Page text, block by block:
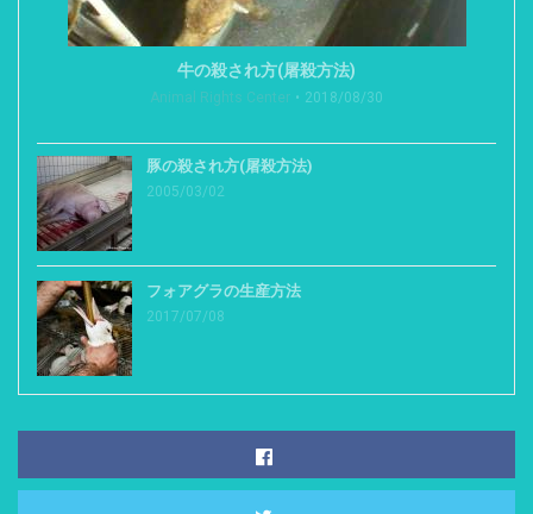
牛の殺され方(屠殺方法)
Animal Rights Center 2018/08/30
豚の殺され方(屠殺方法)
2005/03/02
フォアグラの生産方法
2017/07/08